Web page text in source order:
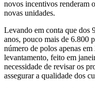
novos incentivos renderam
novas unidades.
Levando em conta que dos
anos, pouco mais de 6.800
número de polos apenas
levantamento, feito em
necessidade de revisar os
assegurar a qualidade dos